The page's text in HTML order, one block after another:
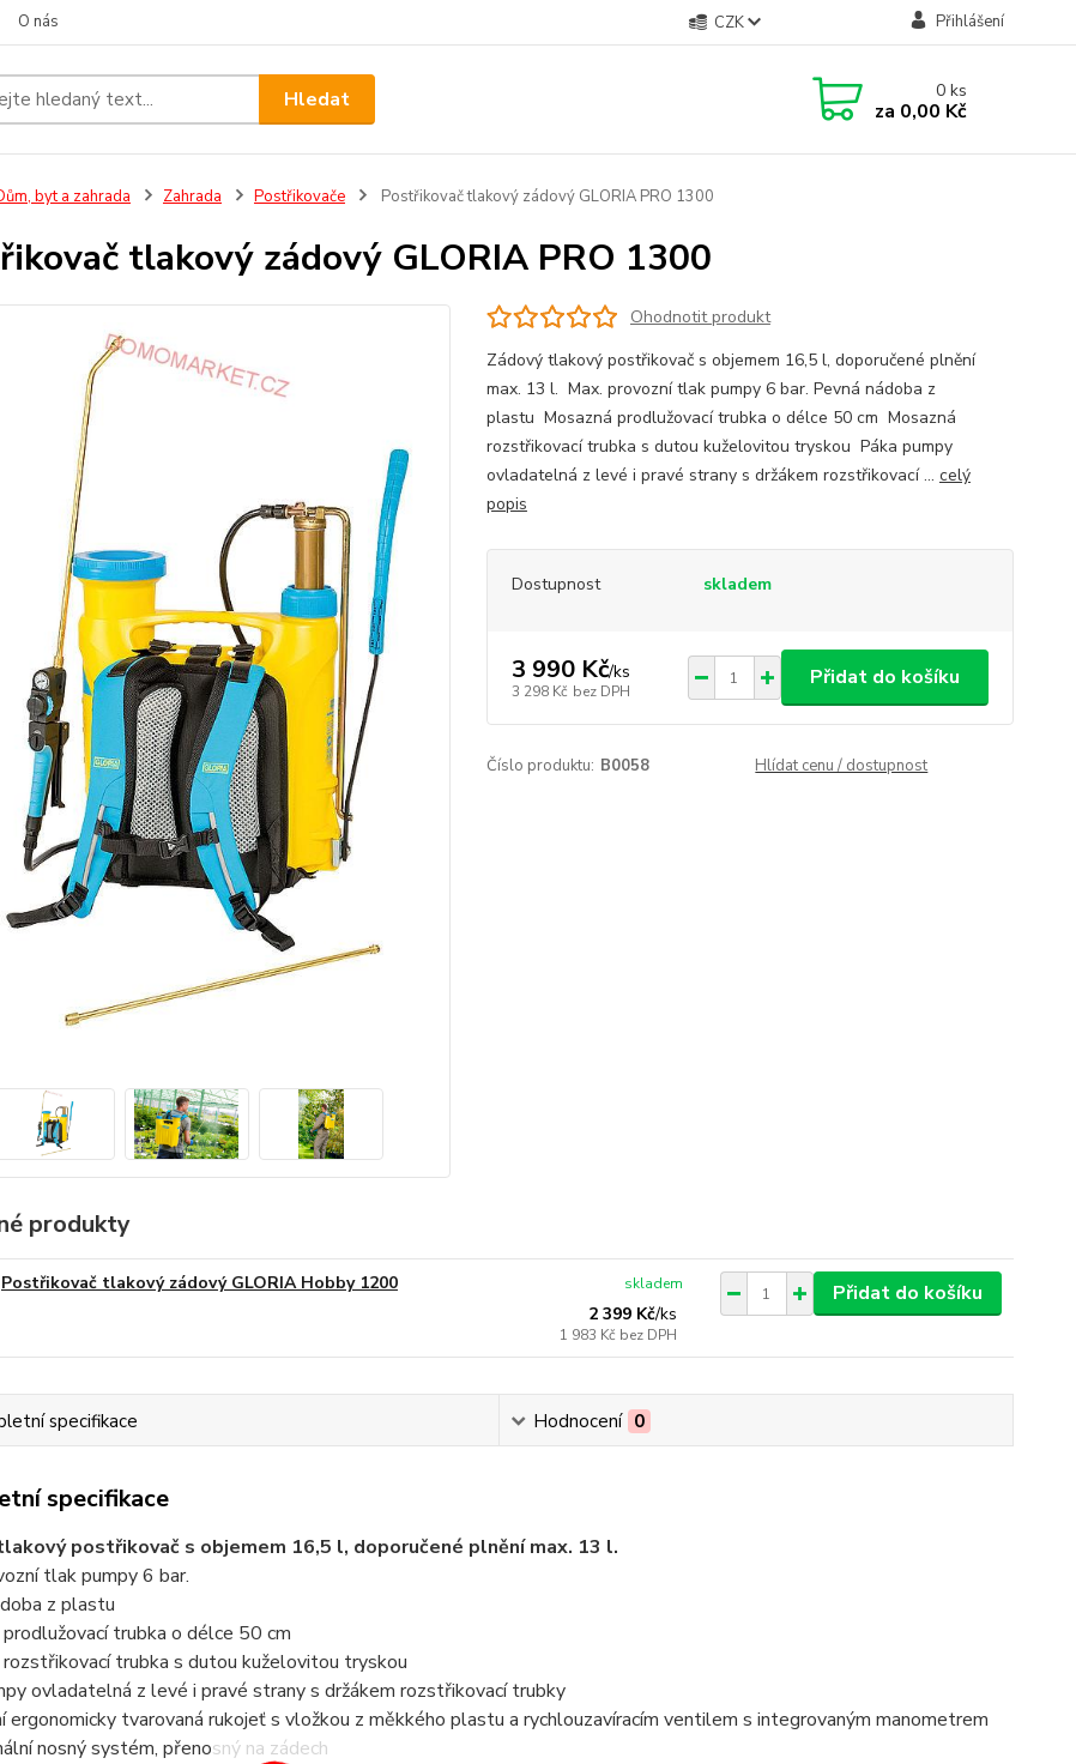
O nás CZK Přihlášení
Hledat 0ks
za 0,00 Kč
byt a zahrada Zahrada Postřikovače Postřikovač tlakový zádový GLORIA PRO 1300
tlakový zádový GLORIA PRO 1300
Ohodnotit produkt
Zádový tlakový postřikovač s objemem 16,5 l, doporučené plnění
max. 13 l. Max. provozní tlak pumpy 6 bar. Pevná nádoba z
plastu Mosazná prodlužovací trubka o délce 50 cm Mosazná
rozstřikovací trubka s dutou kuželovitou tryskou Páka pumpy
ovladatelná z levé i pravé strany s držákem rozstřikovací ... celý
popis
Dostupnost skladem
3 990 Kč/ks
3 298 Kč bez DPH
Přidat do košíku
Číslo produktu: B0058 Hlídat cenu / dostupnost
produkty
Postřikovač tlakový zádový GLORIA Hobby 1200
2 399 Kč/ks
1 983 Kč bez DPH
skladem Přidat do košíku
specifikace Hodnocení 0
specifikace
postřikovač s objemem 16,5 l, doporučené plnění max. 13 l.
tlak pumpy 6 bar.
z plastu
trubka o délce 50 cm
rozstřikovací trubka s dutou kuželovitou tryskou
ovladatelná z levé i pravé strany s držákem rozstřikovací trubky
ergonomicky tvarovaná rukojeť s vložkou z měkkého plastu a rychlouzavíracím ventilem s integrovaným manometrem
nosný systém, přenosný na zádech